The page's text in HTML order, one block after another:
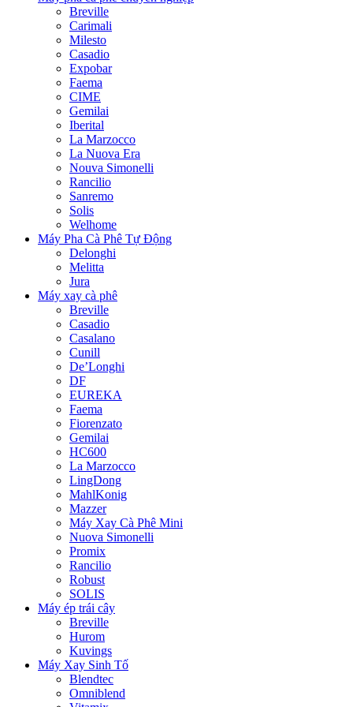
Breville
Carimali
Milesto
Casadio
Expobar
Faema
CIME
Gemilai
Iberital
La Marzocco
La Nuova Era
Nouva Simonelli
Rancilio
Sanremo
Solis
Welhome
Máy Pha Cà Phê Tự Động
Delonghi
Melitta
Jura
Máy xay cà phê
Breville
Casadio
Casalano
Cunill
De’Longhi
DF
EUREKA
Faema
Fiorenzato
Gemilai
HC600
La Marzocco
LingDong
MahlKonig
Mazzer
Máy Xay Cà Phê Mini
Nuova Simonelli
Promix
Rancilio
Robust
SOLIS
Máy ép trái cây
Breville
Hurom
Kuvings
Máy Xay Sinh Tố
Blendtec
Omniblend